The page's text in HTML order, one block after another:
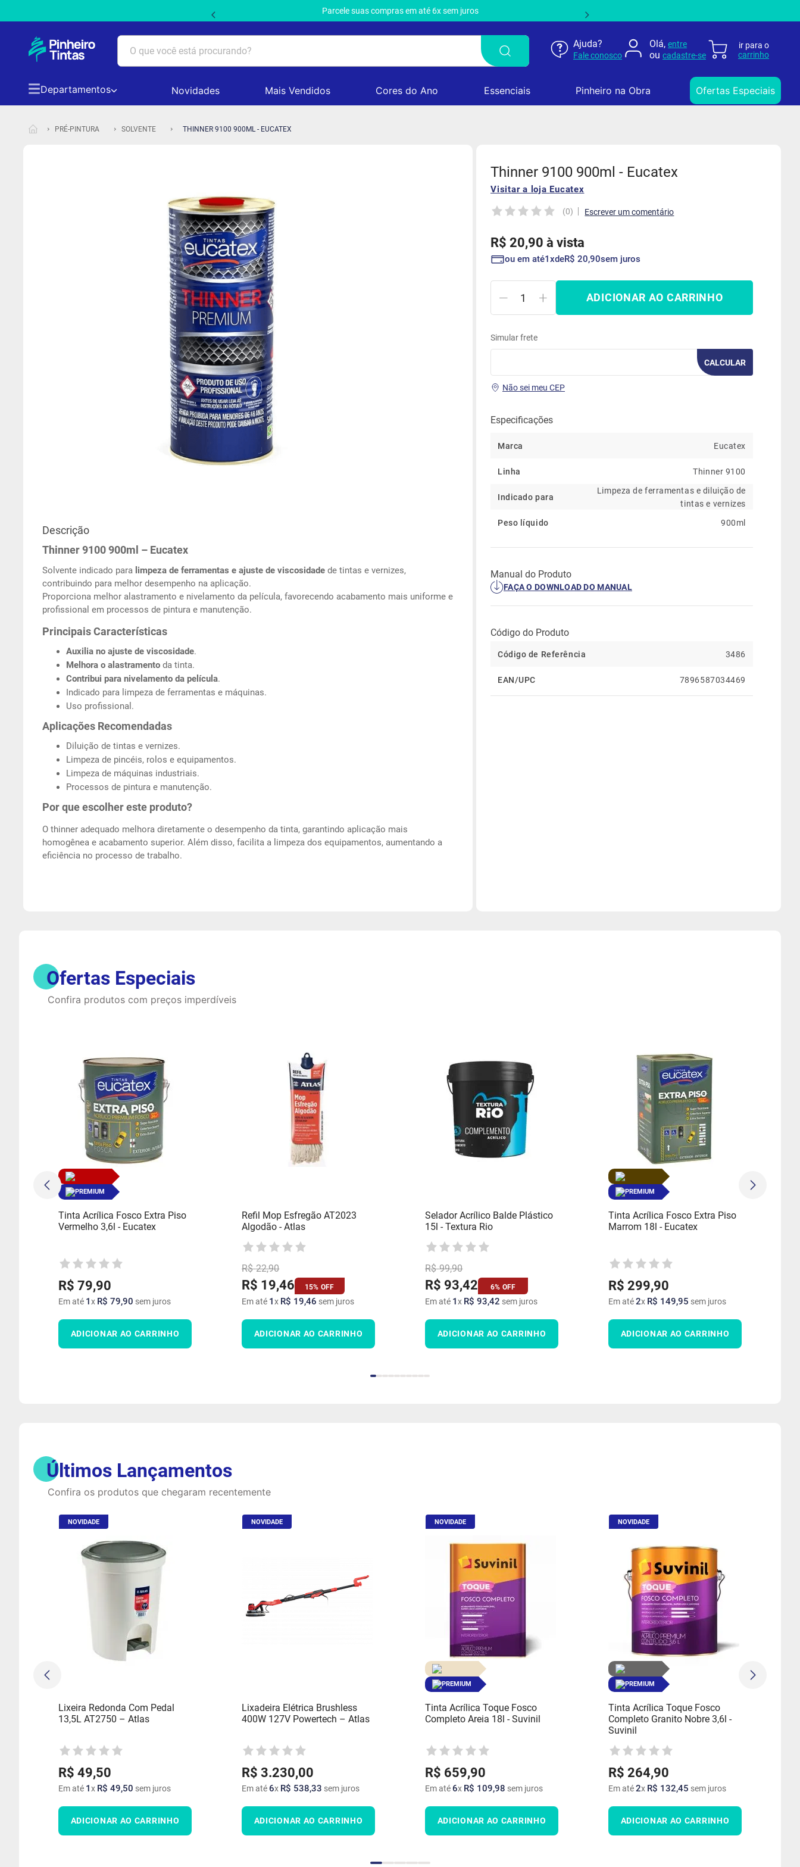
Parcele suas compras em até 6x sem juros
O que você está procurando? Ajuda?
Fale conosco
Olá, entre
ou cadastre-se
Departamentos Novidades Mais Vendidos Cores do Ano Essenciais Pinheiro na Obra Ofertas Especiais
PRÉ-PINTURA SOLVENTE THINNER 9100 900ML - EUCATEX
Descrição
Thinner 9100 900ml – Eucatex
Solvente indicado para limpeza de ferramentas e ajuste de viscosidadede tintas e vernizes,
contribuindo para melhor desempenho na aplicação.
Proporciona melhor alastramento e nivelamento da película, favorecendo acabamento mais uniforme e
profissional em processos de pintura e manutenção.
Principais Características
Auxilia no ajuste de viscosidade.
Melhora o alastramentoda tinta.
Contribui para nivelamento da película.
Indicado para limpeza de ferramentas e máquinas.
Uso profissional.
Aplicações Recomendadas
Diluição de tintas e vernizes.
Limpeza de pincéis, rolos e equipamentos.
Limpeza de máquinas industriais.
Processos de pintura e manutenção.
Por que escolher este produto?
O thinner adequado melhora diretamente o desempenho da tinta, garantindo aplicação mais
homogênea e acabamento superior. Além disso, facilita a limpeza dos equipamentos, aumentando a
eficiência no processo de trabalho.
Thinner 9100 900ml - Eucatex
Visitar a loja Eucatex
(0)
R$ 20,90 à vista
ou em até1 deR$ 20,90sem juros
ADICIONAR AO CARRINHO
Simular frete
CALCULAR
Não sei meu CEP
Especificações
Marca Eucatex
Linha Thinner 9100
Indicado para
Limpeza de ferramentas e diluição de
tintas e vernizes
Peso líquido
900ml
Manual do Produto
FAÇA O DOWNLOAD DO MANUAL
Código do Produto
Código de Referência 3486
EAN/UPC 7896587034469
Ofertas Especiais
Confira produtos com preços imperdíveis
PREMIUM
Tinta Acrílica Fosco Extra Piso
Vermelho 3,6l - Eucatex
R$ 79,90
Em até 1x R$ 79,90 sem juros
ADICIONAR AO CARRINHO
Refil Mop Esfregão AT2023
Algodão - Atlas
R$ 22,90
R$ 19,46 15% OFF
Em até 1x R$ 19,46 sem juros
ADICIONAR AO CARRINHO
Selador Acrílico Balde Plástico
15l - Textura Rio
R$ 99,90
R$ 93,42 6% OFF
Em até 1x R$ 93,42 sem juros
ADICIONAR AO CARRINHO
PREMIUM
Tinta Acrílica Fosco Extra Piso
Marrom 18l - Eucatex
R$ 299,90
Em até2x R$ 149,95 sem juros
ADICIONAR AO CARRINHO
Últimos Lançamentos
Confira os produtos que chegaram recentemente
NOVIDADE
Lixeira Redonda Com Pedal
13,5L AT2750 – Atlas
R$ 49,50
Em até 1x R$ 49,50 sem juros
ADICIONAR AO CARRINHO
NOVIDADE
Lixadeira Elétrica Brushless
400W 127V Powertech – Atlas
R$ 3.230,00
Em até6x R$ 538,33 sem juros
ADICIONAR AO CARRINHO
NOVIDADE
PREMIUM
Tinta Acrílica Toque Fosco
Completo Areia 18l - Suvinil
R$ 659,90
Em até6x R$ 109,98 sem juros
ADICIONAR AO CARRINHO
NOVIDADE
PREMIUM
Tinta Acrílica Toque Fosco
Completo Granito Nobre 3,6l -
Suvinil
R$ 264,90
Em até2x R$ 132,45 sem juros
ADICIONAR AO CARRINHO
TERMOS MAIS BUSCADOS
tinta coral
papel picado
fundo preparador base água
esmalte base água
tinta acrilica suvinil toque seda
cera
º coral rende muito